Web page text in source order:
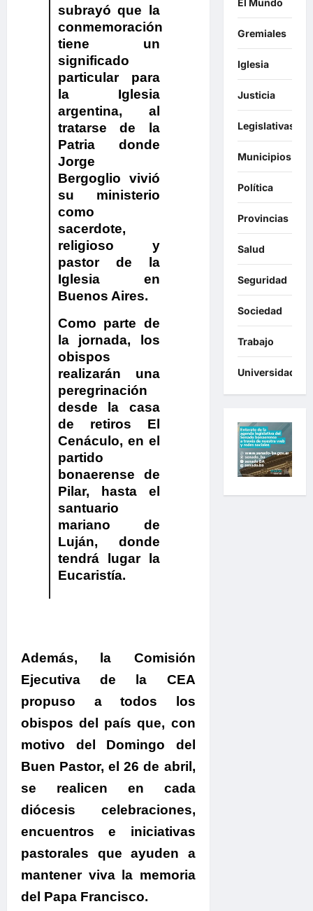
subrayó que la
conmemoración
tiene un
significado
particular para
la Iglesia
argentina, al
tratarse de la
Patria donde
Jorge
Bergoglio vivió
su ministerio
como
sacerdote,
religioso y
pastor de la
Iglesia en
Buenos Aires.
Como parte de
la jornada, los
obispos
realizarán una
peregrinación
desde la casa
de retiros El
Cenáculo, en el
partido
bonaerense de
Pilar, hasta el
santuario
mariano de
Luján, donde
tendrá lugar la
Eucaristía.
Además,
la Comisión
Ejecutiva de la CEA
propuso a todos los
obispos del país que, con
motivo del Domingo del
Buen Pastor, el 26 de abril,
se realicen en cada
diócesis celebraciones,
encuentros e iniciativas
pastorales que ayuden a
mantener viva la memoria
del Papa Francisco.
El Mundo
Gremiales
Iglesia
Justicia
Legislativas
Municipios
Política
Provincias
Salud
Seguridad
Sociedad
Trabajo
Universidades